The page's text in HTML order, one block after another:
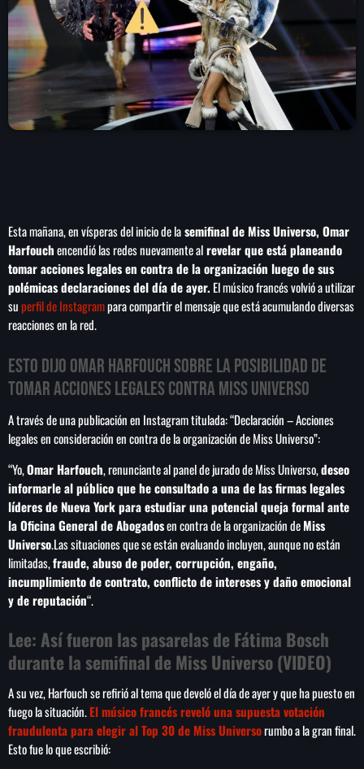
play_arrow LA CAMPESINA 104.5 FM
play_arrow LA CAMPESINA GEORGIA
PROGRAMACIÓN keyboard_arrow_down
LOCUCIÓN (TALENTO AL AIRE)
RANKING
COMUNÍCATE
PUBLICIDAD
SEARCH
SEARCH
NOTAS
Cae primer detenido por robo a casa de
Karely Ruiz
Senado allana el nombramiento de Todd
Blanche como fiscal general de EE.UU.
Vinícius Jr renueva con en el Real Madrid
hasta 2032
Esta mañana, en vísperas del inicio de lasemifinal de Miss Universo, Omar
Harfouchencendió las redes nuevamente alrevelar que está planeando
tomar acciones legales en contra de la organización luego de sus
polémicas declaraciones del día de ayer. El músico francés volvió a utilizar
superfil de Instagrampara compartir el mensaje que está acumulando diversas
reacciones en la red.
Esto dijo Omar Harfouch sobre la posibilidad de
tomar acciones legales contra Miss Universo
A través de una publicación en Instagram titulada: “Declaración – Acciones
legales en consideración en contra de la organización de Miss Universo”:
“Yo,Omar Harfouch, renunciante al panel de jurado de Miss Universo,deseo
informarle al público que he consultado a una de las firmas legales
líderes de Nueva York para estudiar una potencial queja formal ante
la Oficina General de Abogadosen contra de la organización deMiss
Universo.Las situaciones que se están evaluando incluyen, aunque no están
limitadas,fraude, abuso de poder, corrupción, engaño,
incumplimiento de contrato, conflicto de intereses y daño emocional
y de reputación“.
Lee: Así fueron las pasarelas de Fátima Bosch
durante la semifinal de Miss Universo (VIDEO)
A su vez, Harfouch se refirió al tema que develó el día de ayer y que ha puesto en
fuego la situación.El músico francés reveló una supuesta votación
fraudulenta para elegir al Top 30 de Miss Universorumbo a la gran final.
Esto fue lo que escribió: